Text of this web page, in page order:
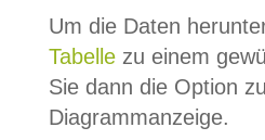
Um die Daten
Tabelle zu einem
Sie dann die Option
Diagrammanzeige.